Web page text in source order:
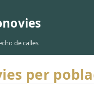
de calles
per